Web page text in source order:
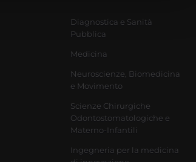
Diagnostica e Sanità
Pubblica
Medicina
Neuroscienze, Biomedicina
e Movimento
Scienze Chirurgiche
Odontostomatologiche e
Materno-Infantili
Ingegneria per la medicina